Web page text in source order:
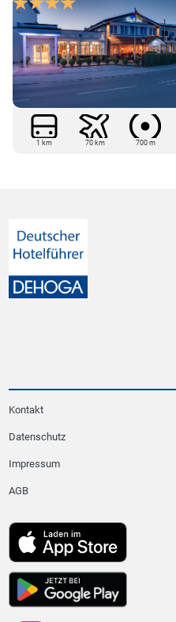
1 km 70 km 700 m
Kontakt
Datenschutz
Impressum
AGB